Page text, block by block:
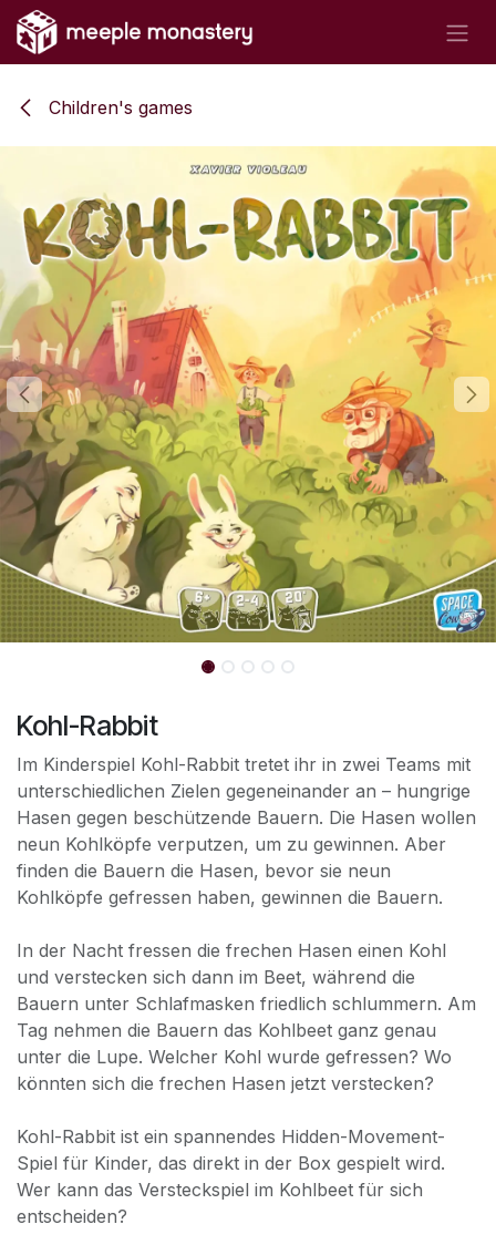
Skip to Content
Children's games
Kohl-Rabbit
Im Kinderspiel Kohl-Rabbit tretet ihr in zwei Teams mit
unterschiedlichen Zielen gegeneinander an – hungrige
Hasen gegen beschützende Bauern. Die Hasen wollen
neun Kohlköpfe verputzen, um zu gewinnen. Aber
finden die Bauern die Hasen, bevor sie neun
Kohlköpfe gefressen haben, gewinnen die Bauern.
In der Nacht fressen die frechen Hasen einen Kohl
und verstecken sich dann im Beet, während die
Bauern unter Schlafmasken friedlich schlummern. Am
Tag nehmen die Bauern das Kohlbeet ganz genau
unter die Lupe. Welcher Kohl wurde gefressen? Wo
könnten sich die frechen Hasen jetzt verstecken?
Kohl-Rabbit ist ein spannendes Hidden-Movement-
Spiel für Kinder, das direkt in der Box gespielt wird.
Wer kann das Versteckspiel im Kohlbeet für sich
entscheiden?